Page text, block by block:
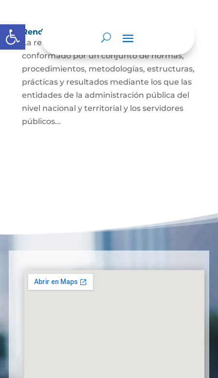
Abrir barra de herramientas
Rendición de cuentas
La rendición de cuentas es el proceso
conformado por un conjunto de normas,
procedimientos, metodologías, estructuras,
prácticas y resultados mediante los que las
entidades de la administración pública del
nivel nacional y territorial y los servidores
públicos...